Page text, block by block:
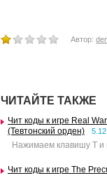
Автор:
ЧИТАЙТЕ ТАКЖЕ
Чит коды к игре Real
(Тевтонский орден)
Нажимаем клавишу T и
Чит коды к игре The